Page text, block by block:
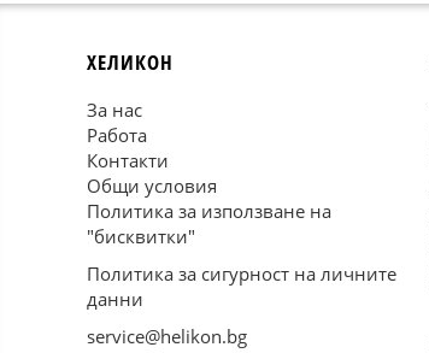
ХЕЛИКОН
За нас
Работа
Контакти
Общи условия
Политика за използване на
"бисквитки"
Политика за сигурност на личните
данни
service@helikon.bg